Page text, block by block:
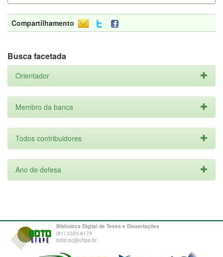
Compartilhamento
Busca facetada
Orientador
Membro da banca
Todos contribuidores
Ano de defesa
Biblioteca Digital de Teses e Dissertações
(81) 3320-6179
bdtd.bc@ufrpe.br